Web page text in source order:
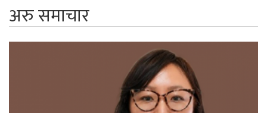
अरु समाचार